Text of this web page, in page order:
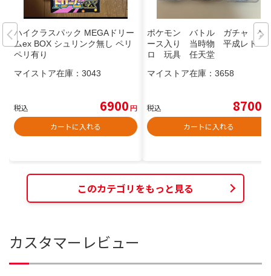
ハイクラスパック MEGAドリー
ムex BOX シュリンク無し ペリ
ペリ有り
マイストア在庫： 3043
税込 6900円
カートに入れる
ポケモン バトル ガチャ ケ
ース入り 当時物 平成レト
ロ 玩具 任天堂
マイストア在庫： 3658
税込 8700
カートに入れる
このカテゴリをもっと見る
カスタマーレビュー